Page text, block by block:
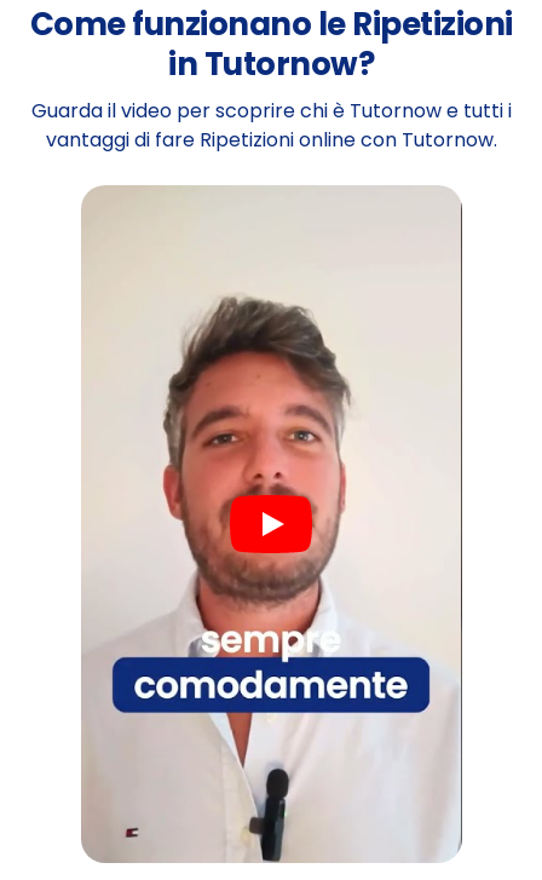
Come funzionano le Ripetizioni
in Tutornow?
Guarda il video per scoprire chi è Tutornow e tutti i
vantaggi di fare Ripetizioni online con Tutornow.